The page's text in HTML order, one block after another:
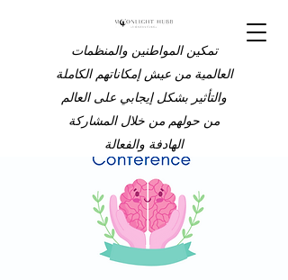
تمكين المواطنين والمنظمات
العالمية من عيش إمكاناتهم الكاملة
والتأثير بشكل إيجابي على العالم
من حولهم من خلال المشاركة
الهادفة والفعالة